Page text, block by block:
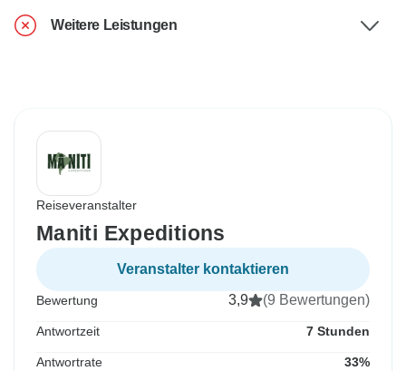
Weitere Leistungen
Reiseveranstalter
Maniti Expeditions
Veranstalter kontaktieren
Bewertung 3,9 (9 Bewertungen)
Antwortzeit 7 Stunden
Antwortrate 33%